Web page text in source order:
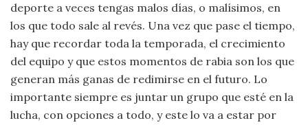
deporte a veces tengas malos días, o malísimos, en
los que todo sale al revés. Una vez que pase el tiempo,
hay que recordar toda la temporada, el crecimiento
del equipo y que estos momentos de rabia son los que
generan más ganas de redimirse en el futuro. Lo
importante siempre es juntar un grupo que esté en la
lucha, con opciones a todo, y este lo va a estar por